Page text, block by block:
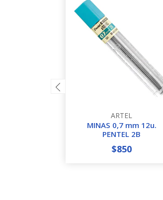
ARTEL
MINAS 0,7 mm 12u.
PENTEL 2B
+
$850